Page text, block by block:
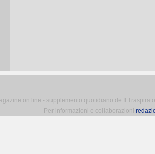
on line - supplemento quotidiano de Il
Per informazioni e collaborazioni